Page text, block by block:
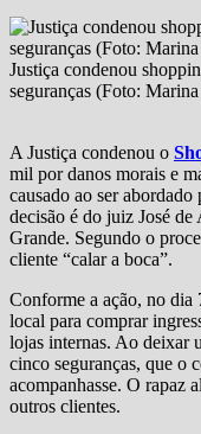
Justiça condenou
seguranças (Foto:
A Justiça condenou o
mil por danos morais e
causado ao ser abordado
decisão é do juiz José
Grande. Segundo o
cliente “calar a boca”.
Conforme a ação, no dia
local para comprar
lojas internas. Ao deixar
cinco seguranças, que o
acompanhasse. O rapaz
outros clientes.